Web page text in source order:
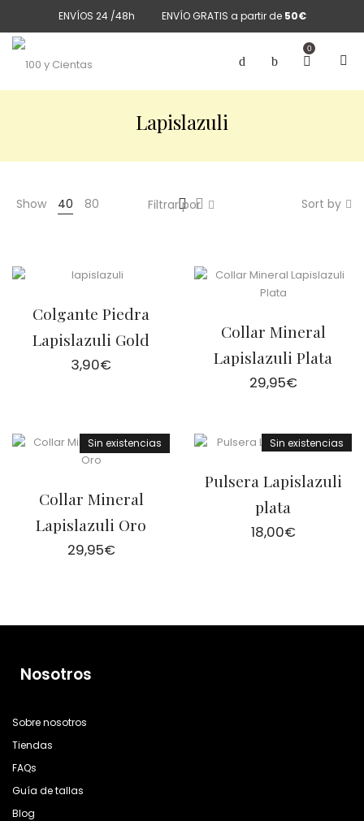
ENVÍOS 24 /48h ENVÍO GRATIS a partir de 50€
0
Lapislazuli
Show 40 80 Sort by
Filtrar por
Colgante Piedra
Lapislazuli Gold
3,90€
Collar Mineral
Lapislazuli Plata
29,95€
Sin existencias
Collar Mineral
Lapislazuli Oro
29,95€
Sin existencias
Pulsera Lapislazuli
plata
18,00€
Nosotros
Sobre nosotros
Tiendas
FAQs
Guía de tallas
Blog